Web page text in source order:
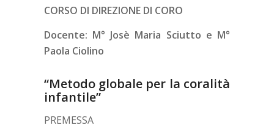
CORSO DI DIREZIONE DI CORO
Docente: M° Josè Maria Sciutto e M°
Paola Ciolino
“Metodo globale per la coralità
infantile”
PREMESSA